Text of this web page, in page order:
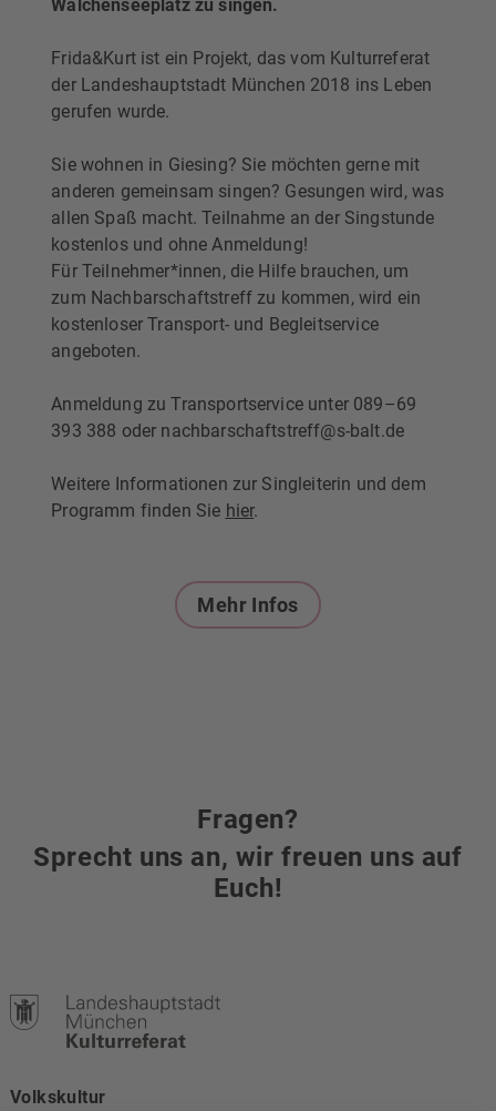
Walchenseeplatz zu singen.
Frida&Kurt ist ein Projekt, das vom Kulturreferat
der Landeshauptstadt München 2018 ins Leben
gerufen wurde.
Sie wohnen in Giesing? Sie möchten gerne mit
anderen gemeinsam singen? Gesungen wird, was
allen Spaß macht. Teilnahme an der Singstunde
kostenlos und ohne Anmeldung!
Für Teilnehmer*innen, die Hilfe brauchen, um
zum Nachbarschaftstreff zu kommen, wird ein
kostenloser Transport- und Begleitservice
angeboten.
Anmeldung zu Transportservice unter 089–69
393 388 oder nachbarschaftstreff@s-balt.de
Weitere Informationen zur Singleiterin und dem
Programm finden Sie hier.
Mehr Infos
Fragen?
Sprecht uns an, wir freuen uns auf
Euch!
Volkskultur